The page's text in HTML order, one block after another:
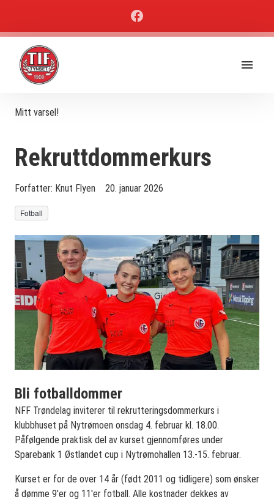
Mitt varsel!
Rekruttdommerkurs
Forfatter: Knut Flyen 20. januar 2026
Fotball
Bli fotballdommer
NFF Trøndelag inviterer til rekrutteringsdommerkurs i
klubbhuset på Nytrømoen onsdag 4. februar kl. 18.00.
Påfølgende praktisk del av kurset gjennomføres under
Sparebank 1 Østlandet cup i Nytrømohallen 13.-15. februar.
Kurset er for de over 14 år (født 2011 og tidligere) som ønsker
å dømme 9'er og 11'er fotball. Alle kostnader dekkes av